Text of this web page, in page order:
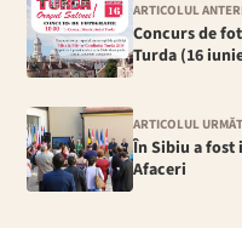
ARTICOLUL
Concurs de
Turda (16
ARTICOLUL
În Sibiu a fost
Afaceri